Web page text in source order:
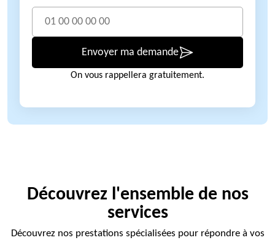
Envoyer ma demande
On vous rappellera gratuitement.
Découvrez l'ensemble de nos
services
Découvrez nos prestations spécialisées pour répondre à vos